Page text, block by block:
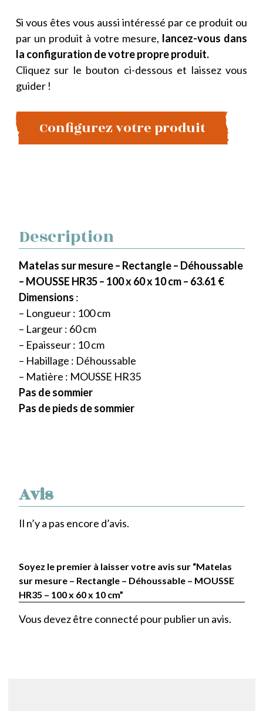
Si vous êtes vous aussi intéressé par ce produit ou
par un produit à votre mesure, lancez-vous dans
la configuration de votre propre produit.
Cliquez sur le bouton ci-dessous et laissez vous
guider !
Configurez votre produit
Avis
Il n’y a pas encore d’avis.
Soyez le premier à laisser votre avis sur “Matelas
sur mesure – Rectangle – Déhoussable – MOUSSE
HR35 – 100 x 60 x 10 cm”
Vous devez être connecté pour publier un avis.
Description
Matelas sur mesure – Rectangle – Déhoussable
– MOUSSE HR35 – 100 x 60 x 10 cm – 63.61 €
Dimensions :
– Longueur : 100 cm
– Largeur : 60 cm
– Epaisseur : 10 cm
– Habillage : Déhoussable
– Matière : MOUSSE HR35
Pas de sommier
Pas de pieds de sommier